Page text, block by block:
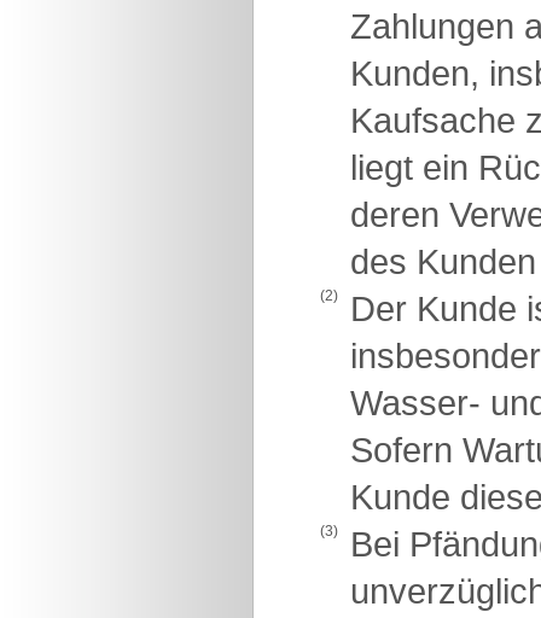
Zahlungen
Kunden,
Kaufsache
liegt ein
deren
des
(2)
Der Kunde
Wasser-
Sofern
Kunde
(3)
Bei